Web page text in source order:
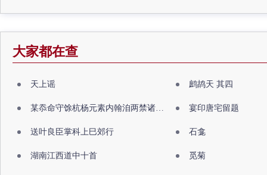
大家都在查
天上谣 鹧鸪天 其四
某忝命守馀杭杨元素内翰洎两禁诸公出祖佛寺 宴印唐宅留题
送叶良臣掌科上巳郊行 石龛
湖南江西道中十首 觅菊